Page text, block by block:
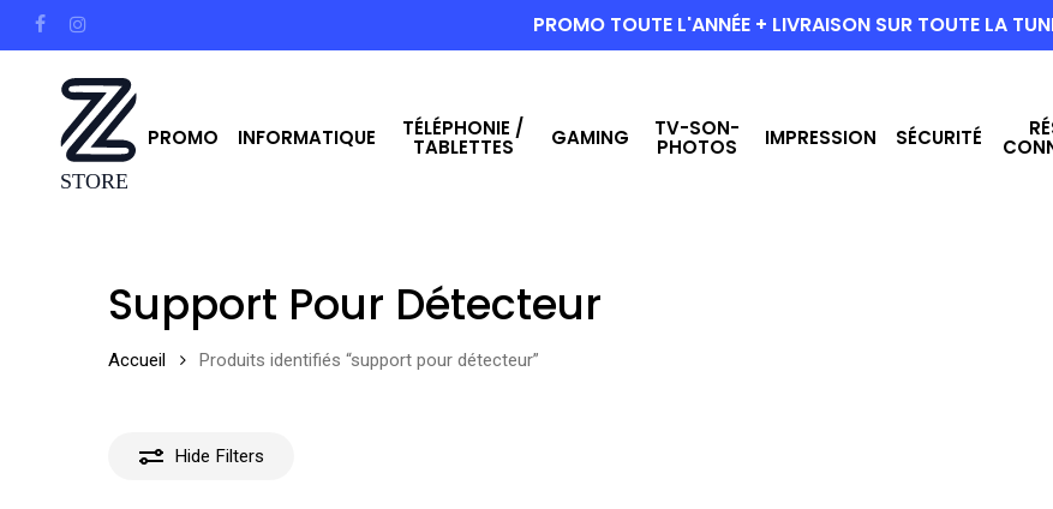
to
facebookinstagram PROMO TOUTE L'ANNÉE + LIVRAISON SUR TOUTE LA
PROMO INFORMATIQUE TÉLÉPHONIE /
TABLETTES GAMING TV-SON-
PHOTOS IMPRESSION SÉCURITÉ
Support Pour Détecteur
Accueil Produits identifiés “support pour détecteur”
Hide Filters